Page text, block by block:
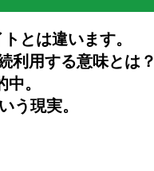
とは違います。
利用する意味とは？
。
う現実。